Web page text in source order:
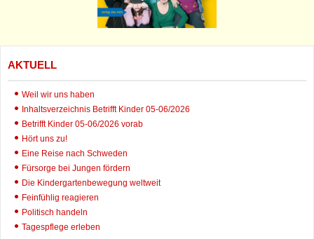
AKTUELL
Weil wir uns haben
Inhaltsverzeichnis Betrifft Kinder 05-06/2026
Betrifft Kinder 05-06/2026 vorab
Hört uns zu!
Eine Reise nach Schweden
Fürsorge bei Jungen fördern
Die Kindergartenbewegung weltweit
Feinfühlig reagieren
Politisch handeln
Tagespflege erleben